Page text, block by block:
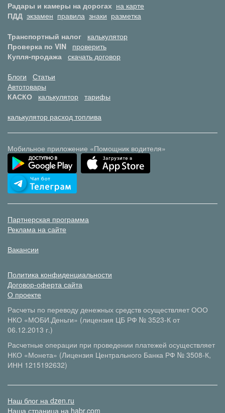
Радары и камеры на дорогах на карте
ПДД экзамен правила знаки разметка
Транспортный налог
калькулятор
Проверка по VIN
проверить
Купля-продажа скачать договор
Блоги
Статьи
Автотовары
КАСКО
калькулятор тарифы
калькулятор расход топлива
Мобильное приложение «Помощник водителя»
Партнерская программа
Реклама на сайте
Вакансии
Политика конфиденциальности
Договор-оферта сайта
О проекте
Расчеты по переводу денежных средств осуществляет ООО
НКО «МОБИ.Деньги» (лицензия ЦБ РФ № 3523-К от
06.12.2013 г.)
Расчетные операции при проведении платежей осуществляет
НКО «Монета» (Лицензия Центрального Банка РФ № 3508-К,
ИНН 1215192632)
Наш блог на dzen.ru
Наша страница на habr.com